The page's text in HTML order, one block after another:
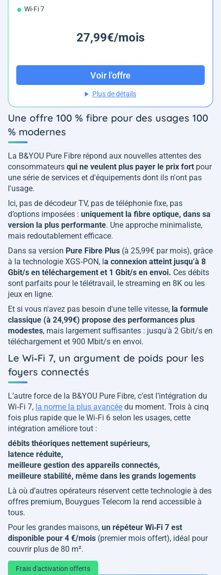
Wi-Fi 7
27,99€/mois
Voir l'offre
Plus de détails
Une offre 100 % fibre pour des usages 100
% modernes
La B&YOU Pure Fibre répond aux nouvelles attentes des
consommateurs qui ne veulent plus payer le prix fort pour
une série de services et d'équipements dont ils n'ont pas
l'usage.
Ici, pas de décodeur TV, pas de téléphonie fixe, pas
d’options imposées : uniquement la fibre optique, dans sa
version la plus performante. Une approche minimaliste,
mais redoutablement efficace.
Dans sa version Pure Fibre Plus (à 25,99€ par mois), grâce
à la technologie XGS‑PON, l a connexion atteint jusqu’à 8
Gbit/s en téléchargement et 1 Gbit/s en envoi. Ces débits
sont parfaits pour le télétravail, le streaming en 8K ou les
jeux en ligne.
Et si vous n'avez pas besoin d'une telle vitesse, la formule
classique (à 24,99€) propose des performances plus
modestes, mais largement suffisantes : jusqu'à 2 Gbit/s en
téléchargement et 900 Mbit/s en envoi.
Le Wi‑Fi 7, un argument de poids pour les
foyers connectés
L’autre force de la B&YOU Pure Fibre, c’est l’intégration du
Wi‑Fi 7, la norme la plus avancée du moment. Trois à cinq
fois plus rapide que le Wi‑Fi 6 selon les usages, cette
intégration améliore tout :
débits théoriques nettement supérieurs,
latence réduite,
meilleure gestion des appareils connectés,
meilleure stabilité, même dans les grands logements
Là où d’autres opérateurs réservent cette technologie à des
offres premium, Bouygues Telecom la rend accessible à
tous.
Pour les grandes maisons, un répéteur Wi‑Fi 7 est
disponible pour 4 €/mois (premier mois offert), idéal pour
couvrir plus de 80 m².
Frais d'activation offerts